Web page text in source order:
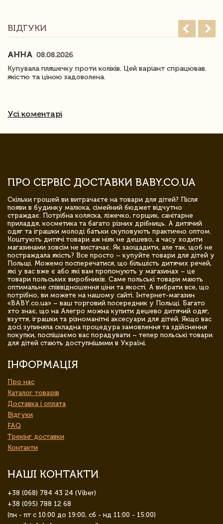
ВІДГУКИ
АННА 08.08.2026
Купувала пляшечку проти коліків. Цей варіант спрацював.
якістю та ціною задоволена.
Усі коментарі
ПРО СЕРВІС ДОСТАВКИ BABY.CO.UA
Скільки грошей ви витрачаєте на товари для дітей? Після
появи в будинку малюка, сімейний бюджет відчутно
страждає. Потрібна коляска, ліжечко, горщик, санітарне
приладдя, косметика та багато різних дрібниць. А дитячий
одяг та іграшки молоді батьки скуповують практично оптом.
Коштують дитячі товари аж ніяк не дешево, а часу ходити
магазинами зовсім не вистачає. Як заощадити, але так, щоб не
постраждала якість? Все просто – купуйте товари для дітей у
Польщі. Можемо посперечатися, що більшість дитячих речей,
які у вас вже є або які вам пропонують у магазинах – це
товари польських виробників. Саме польські товари мають
оптимальне співвідношення ціни та якості. А вибрати все, що
потрібно, ви можете на нашому сайті. Інтернет-магазин
«BABY.co.ua» – ваш торговий посередник у Польщі. Багато
хто знає, що на Алегро можна купити дешево дитячий одяг,
взуття, іграшки та різноманітні аксесуари для дітей. Якщо вас
досі зупиняла складна процедура замовлення та здійснення
покупки, поспішаємо вас порадувати – тепер польські товари
для дітей стають доступнішими в Україні.
ІНФОРМАЦІЯ
Про нас
Каталог товарів
Доставка і оплата
Відгуки
FAQ
Трекінг доставки
Контакти
НАШІ КОНТАКТИ
+38 (068) 784 43 24 (Viber)
+38 (095) 788 12 68
(пн - пт с 10:00 до 19:00, сб - нд 11:00 - 15:00)